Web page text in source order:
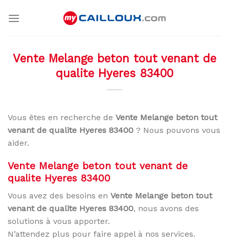
Vente Melange beton tout venant de
qualite Hyeres 83400
Vous êtes en recherche de Vente Melange beton tout
venant de qualite Hyeres 83400 ? Nous pouvons vous
aider.
Vente Melange beton tout venant de
qualite Hyeres 83400
Vous avez des besoins en Vente Melange beton tout
venant de qualite Hyeres 83400, nous avons des
solutions à vous apporter.
N’attendez plus pour faire appel à nos services.